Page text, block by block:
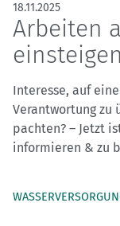
18.11.2025
Arbeiten
einsteigen
Interesse, auf
Verantwortung zu
pachten? – Jetzt
informieren & zu